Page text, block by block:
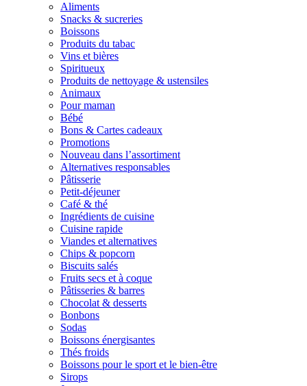
Aliments
Snacks & sucreries
Boissons
Produits du tabac
Vins et bières
Spiritueux
Produits de nettoyage & ustensiles
Animaux
Pour maman
Bébé
Bons & Cartes cadeaux
Promotions
Nouveau dans l’assortiment
Alternatives responsables
Pâtisserie
Petit-déjeuner
Café & thé
Ingrédients de cuisine
Cuisine rapide
Viandes et alternatives
Chips & popcorn
Biscuits salés
Fruits secs et à coque
Pâtisseries & barres
Chocolat & desserts
Bonbons
Sodas
Boissons énergisantes
Thés froids
Boissons pour le sport et le bien-être
Sirops